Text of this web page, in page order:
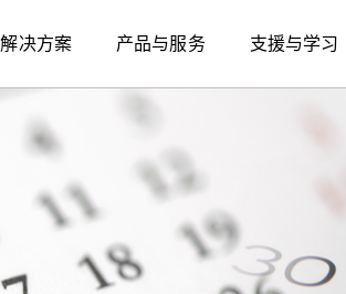
解决方案 产品与服务 支援与学习